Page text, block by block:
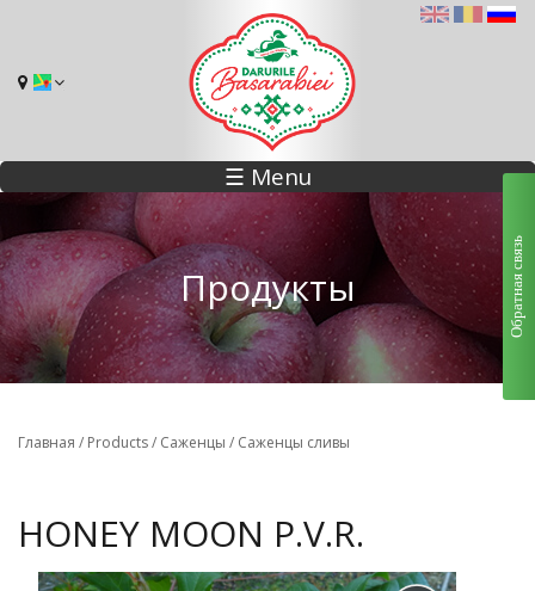
☰ Menu
Продукты
Главная / Products/ Саженцы / Саженцы сливы
HONEY MOON P.V.R.
Обратная связь